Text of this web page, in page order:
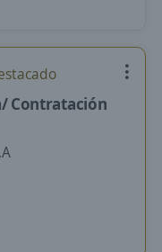
Contratación